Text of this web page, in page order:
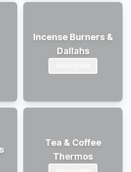
Incense Burners &
Dallahs
Tea & Coffee
Thermos